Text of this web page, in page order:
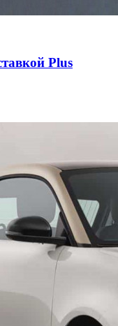
Plus